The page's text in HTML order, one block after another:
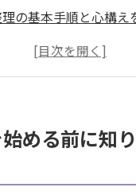
の基本手順と心構え
の遺品整理に必要な確
市における安心の遺品
安心できる遺品整理
める前に知